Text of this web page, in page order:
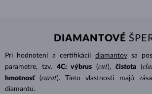
DIAMANTOVÉ
Pri hodnotení a certifikácii diamantovsa
parametre, tzv.
4C: výbrus (cut), čistota (
hmotnosť
(carat). Tieto vlastnosti majú
diamantu.